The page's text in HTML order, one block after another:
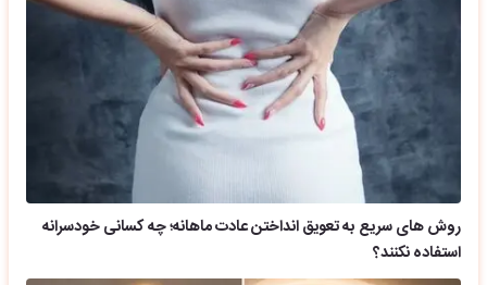
روش های سریع به تعویق انداختن عادت ماهانه؛ چه کسانی خودسرانه
استفاده نکنند؟